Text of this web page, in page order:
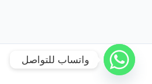
واتساب للتواصل